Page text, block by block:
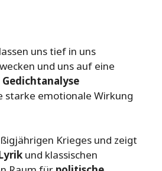
uns tief in uns
und uns auf eine
Gedichtanalyse
starke emotionale Wirkung
Krieges und zeigt
und klassischen